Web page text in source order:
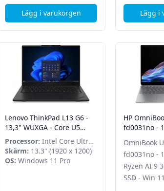
Lägg i varukorgen, Samsung Galaxy Book5 Pro 14" -
Lägg i
Lenovo ThinkPad L13 G6 -
13,3" WUXGA - Core U5
225U - 32GB - 512GB SSD -
Win 11 Pro
Processor: Intel Core Ultra
5 225U
Skärm: 13.3" (1920 x 1200)
OS: Windows 11 Pro
HP
fd0031no -
SSD - Win
OmniBook
fd0031no -
Ryzen AI 9
SSD - Win